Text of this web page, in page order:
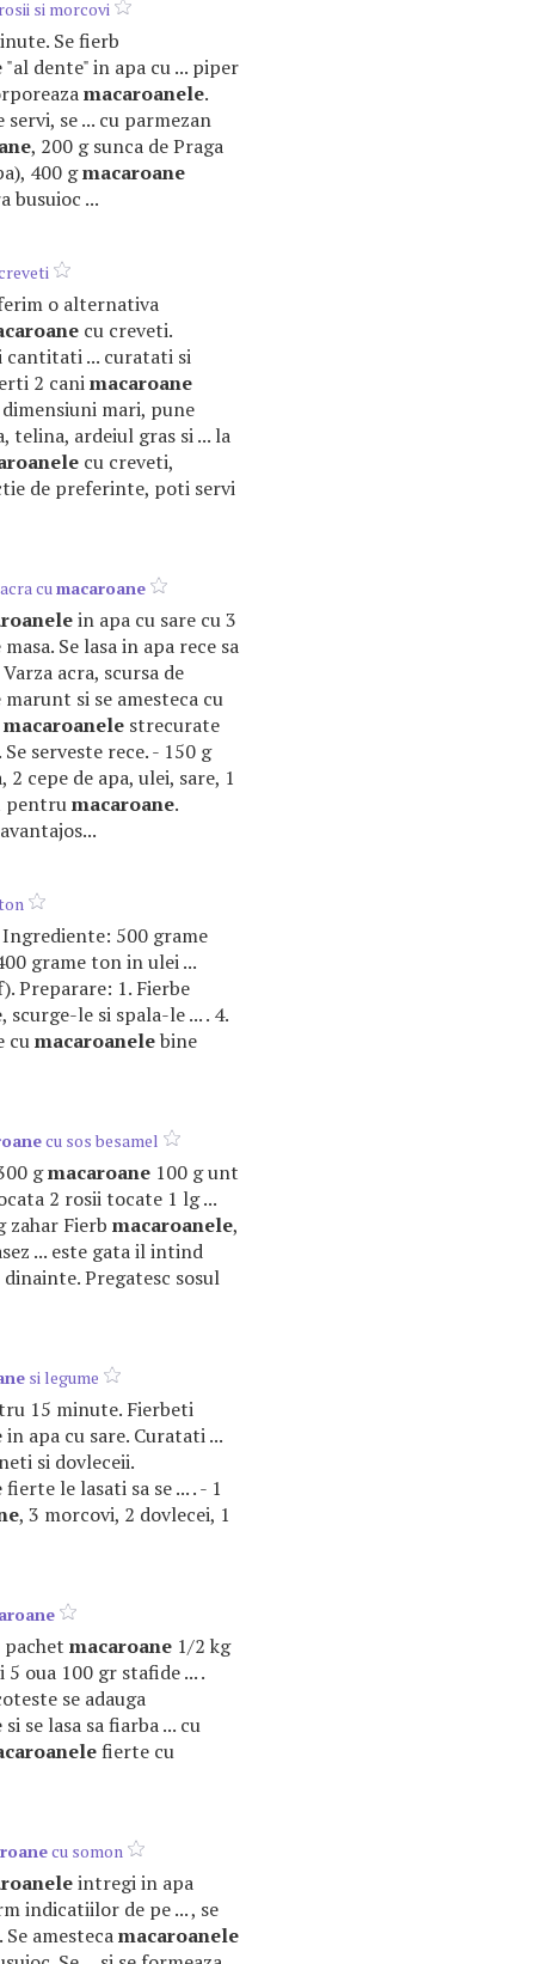
si morcovi
Se fierb
"al dente" in apa cu ... piper
macaroanele.
se ... cu parmezan
, 200 g sunca de Praga
400 gmacaroane
busuioc ...
o alternativa
cu creveti.
cantitati ... curatati si
2 canimacaroane
mari, pune
telina, ardeiul gras si ... la
cu creveti,
de preferinte, poti servi
cumacaroane
in apa cu sare cu 3
Se lasa in apa rece sa
acra, scursa de
marunt si se amesteca cu
macaroanele strecurate
serveste rece. - 150 g
2 cepe de apa, ulei, sare, 1
pentrumacaroane.
Ingrediente: 500 grame
grame ton in ulei ...
Preparare: 1. Fierbe
, scurge-le si spala-le ... . 4.
cumacaroanelebine
cu sos besamel
gmacaroane 100 g unt
2 rosii tocate 1 lg ...
zahar Fierb macaroanele,
... este gata il intind
Pregatesc sosul
si legume
15 minute. Fierbeti
in apa cu sare. Curatati ...
si dovleceii.
fierte le lasati sa se ... . - 1
, 3 morcovi, 2 dovlecei, 1
macaroane 1/2 kg
5 oua 100 gr stafide ... .
se adauga
si se lasa sa fiarba ... cu
fierte cu
cu somon
intregi in apa
indicatiilor de pe ... , se
amestecamacaroanele